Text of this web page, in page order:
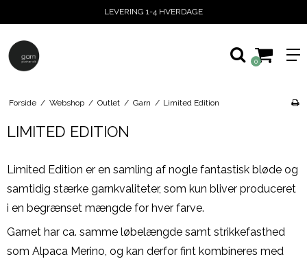
LEVERING 1-4 HVERDAGE
0
Forside / Webshop / Outlet / Garn / Limited Edition
LIMITED EDITION
Limited Edition er en samling af nogle fantastisk bløde og
samtidig stærke garnkvaliteter, som kun bliver produceret
i en begrænset mængde for hver farve.
Garnet har ca. samme løbelængde samt strikkefasthed
som Alpaca Merino, og kan derfor fint kombineres med